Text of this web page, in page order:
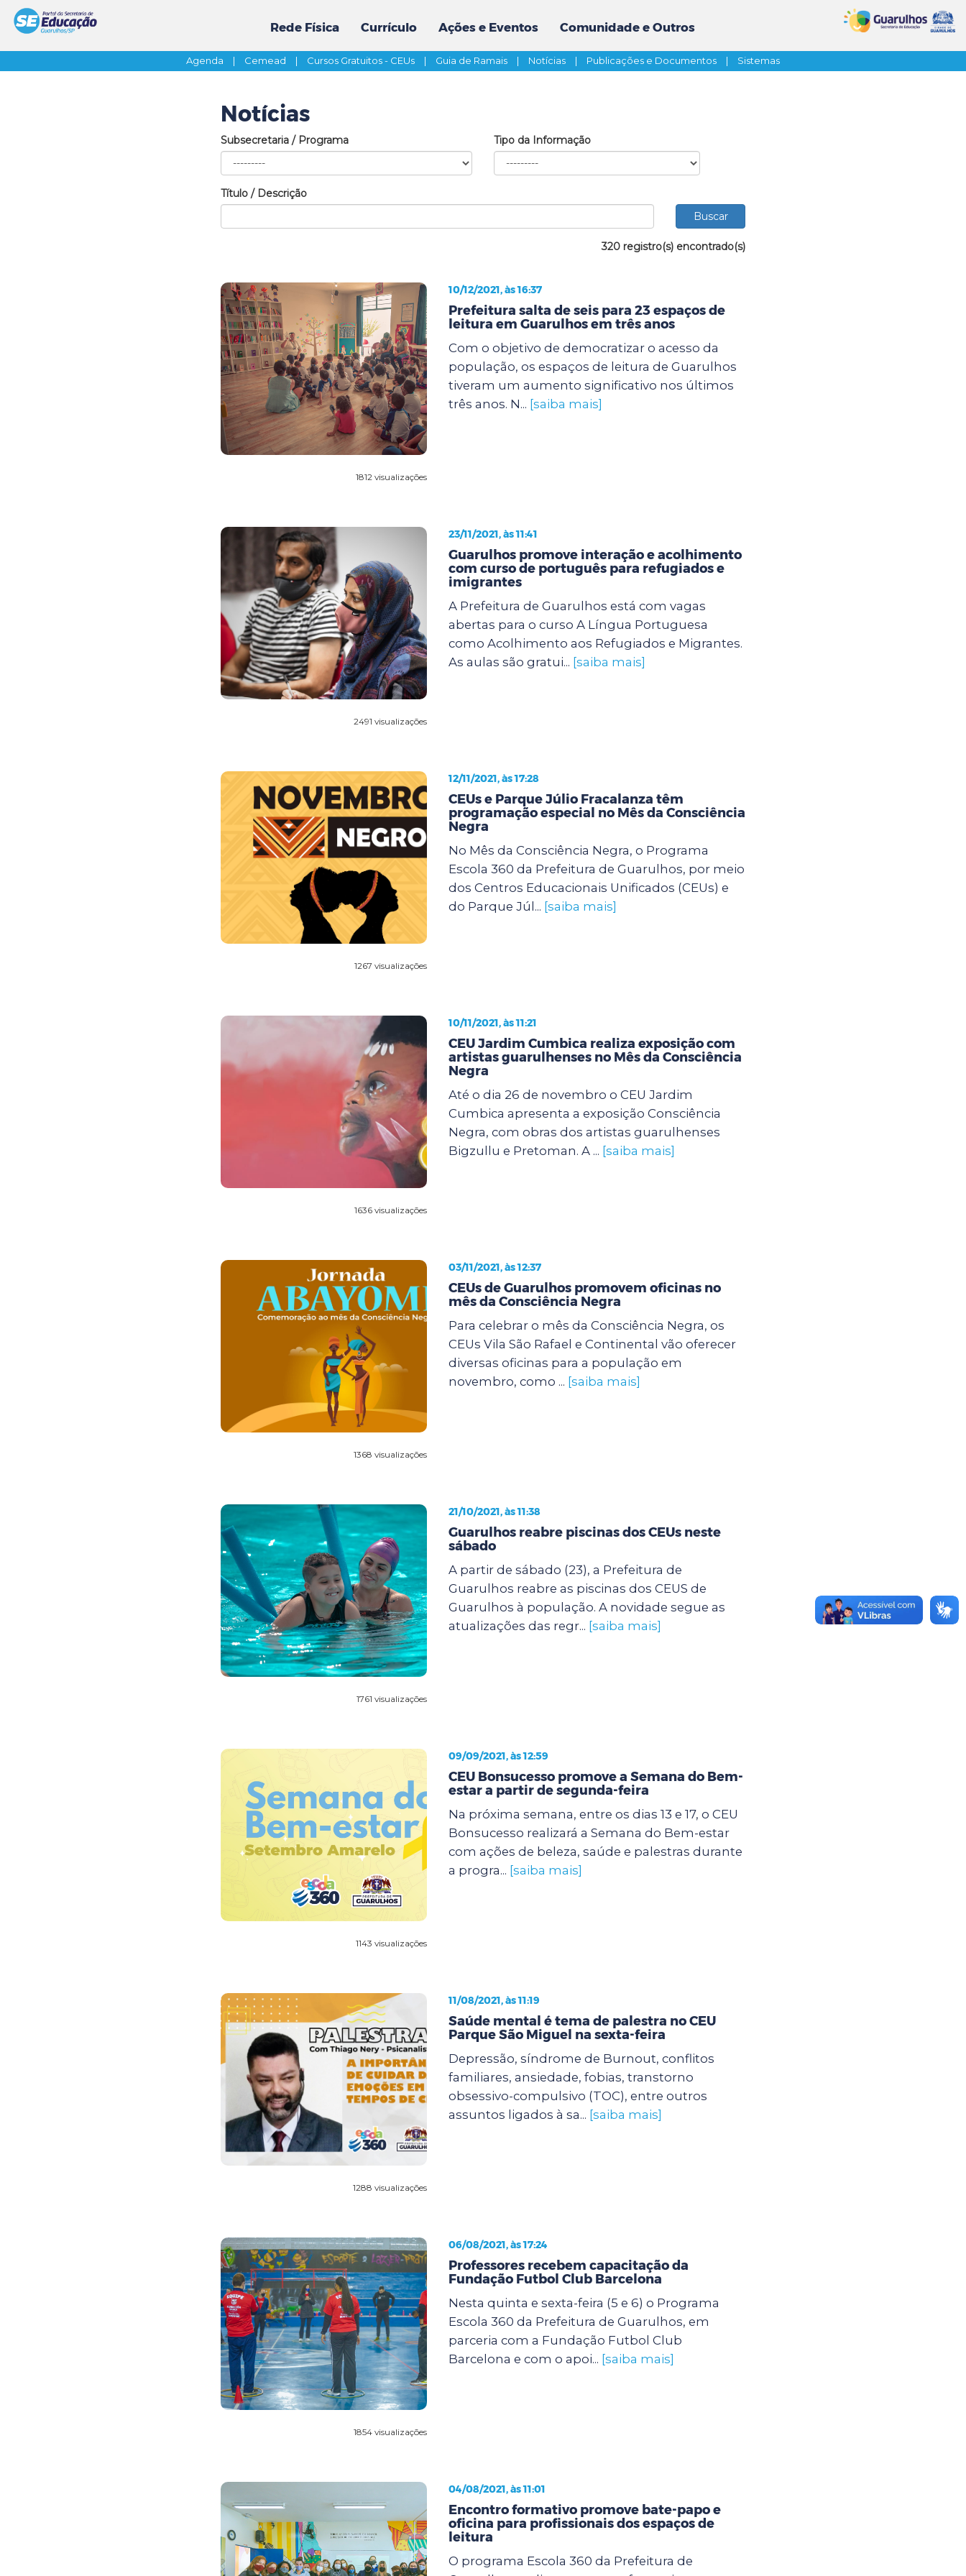
Rede Física Currículo Ações e Eventos Comunidade e Outros
Agenda | Cemead | Cursos Gratuitos - CEUs | Guia de Ramais | Notícias | Publicações e Documentos | Sistemas
Notícias
Subsecretaria / Programa Tipo da Informação
Título / Descrição
320 registro(s) encontrado(s)
1812 visualizações
10/12/2021, às 16:37
Prefeitura salta de seis para 23 espaços de
leitura em Guarulhos em três anos
Com o objetivo de democratizar o acesso da
população, os espaços de leitura de Guarulhos
tiveram um aumento significativo nos últimos
três anos. N... [saiba mais]
2491 visualizações
23/11/2021, às 11:41
Guarulhos promove interação e acolhimento
com curso de português para refugiados e
imigrantes
A Prefeitura de Guarulhos está com vagas
abertas para o curso A Língua Portuguesa
como Acolhimento aos Refugiados e Migrantes.
As aulas são gratui... [saiba mais]
1267 visualizações
12/11/2021, às 17:28
CEUs e Parque Júlio Fracalanza têm
programação especial no Mês da Consciência
Negra
No Mês da Consciência Negra, o Programa
Escola 360 da Prefeitura de Guarulhos, por meio
dos Centros Educacionais Unificados (CEUs) e
do Parque Júl... [saiba mais]
1636 visualizações
10/11/2021, às 11:21
CEU Jardim Cumbica realiza exposição com
artistas guarulhenses no Mês da Consciência
Negra
Até o dia 26 de novembro o CEU Jardim
Cumbica apresenta a exposição Consciência
Negra, com obras dos artistas guarulhenses
Bigzullu e Pretoman. A ... [saiba mais]
1368 visualizações
03/11/2021, às 12:37
CEUs de Guarulhos promovem oficinas no
mês da Consciência Negra
Para celebrar o mês da Consciência Negra, os
CEUs Vila São Rafael e Continental vão oferecer
diversas oficinas para a população em
novembro, como ... [saiba mais]
1761 visualizações
21/10/2021, às 11:38
Guarulhos reabre piscinas dos CEUs neste
sábado
A partir de sábado (23), a Prefeitura de
Guarulhos reabre as piscinas dos CEUS de
Guarulhos à população. A novidade segue as
atualizações das regr... [saiba mais]
1143 visualizações
09/09/2021, às 12:59
CEU Bonsucesso promove a Semana do Bem-
estar a partir de segunda-feira
Na próxima semana, entre os dias 13 e 17, o CEU
Bonsucesso realizará a Semana do Bem-estar
com ações de beleza, saúde e palestras durante
a progra... [saiba mais]
1288 visualizações
11/08/2021, às 11:19
Saúde mental é tema de palestra no CEU
Parque São Miguel na sexta-feira
Depressão, síndrome de Burnout, conflitos
familiares, ansiedade, fobias, transtorno
obsessivo-compulsivo (TOC), entre outros
assuntos ligados à sa... [saiba mais]
1854 visualizações
06/08/2021, às 17:24
Professores recebem capacitação da
Fundação Futbol Club Barcelona
Nesta quinta e sexta-feira (5 e 6) o Programa
Escola 360 da Prefeitura de Guarulhos, em
parceria com a Fundação Futbol Club
Barcelona e com o apoi... [saiba mais]
04/08/2021, às 11:01
Encontro formativo promove bate-papo e
oficina para profissionais dos espaços de
leitura
O programa Escola 360 da Prefeitura de